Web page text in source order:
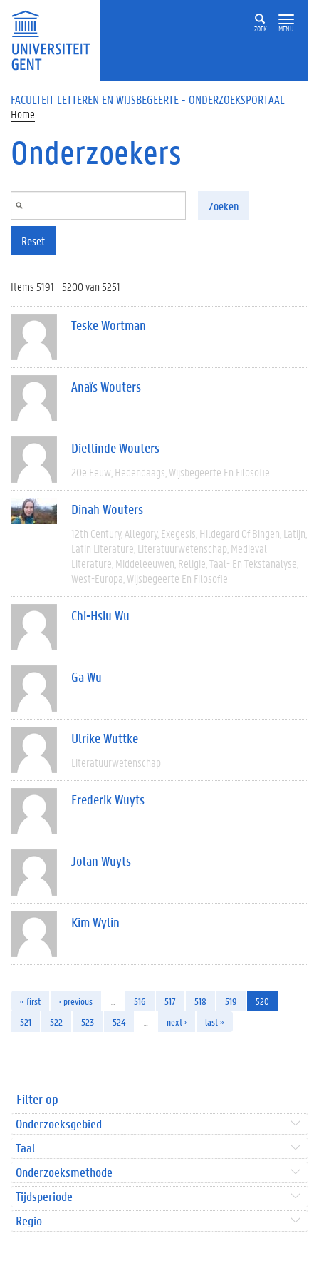
Overslaan en naar de inhoud gaan
ZOEK MENU
FACULTEIT LETTEREN EN WIJSBEGEERTE - ONDERZOEKSPORTAAL
Home
Onderzoekers
Zoeken
Reset
Items 5191 - 5200 van 5251
Teske Wortman
Anaïs Wouters
Dietlinde Wouters
20e Eeuw Hedendaags Wijsbegeerte En Filosofie
Dinah Wouters
12th Century Allegory Exegesis Hildegard Of Bingen Latijn
Latin Literature Literatuurwetenschap Medieval
Literature Middeleeuwen Religie Taal- En Tekstanalyse
West-Europa Wijsbegeerte En Filosofie
Chi-Hsiu Wu
Ga Wu
Ulrike Wuttke
Literatuurwetenschap
Frederik Wuyts
Jolan Wuyts
Kim Wylin
« first ‹ previous 516 517 518 519
520
521
522 523 524 next › last »
Filter op
Onderzoeksgebied
Taal
Onderzoeksmethode
Tijdsperiode
Regio